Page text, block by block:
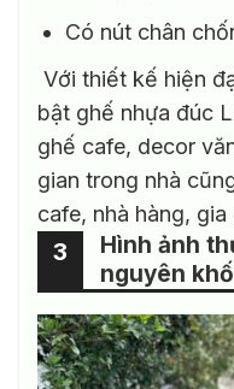
Có nút chân
Với thiết kế hiện
bật ghế nhựa đúc
ghế cafe, decor
gian trong nhà
cafe, nhà hàng,
Hình ảnh
nguyên
3